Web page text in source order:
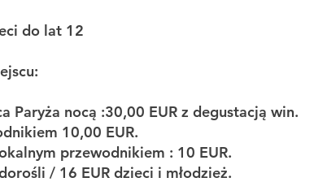
do lat 12
nocą :30,00 EUR z degustacją win.
10,00 EUR.
przewodnikiem : 10 EUR.
/ 16 EUR dzieci i młodzież.